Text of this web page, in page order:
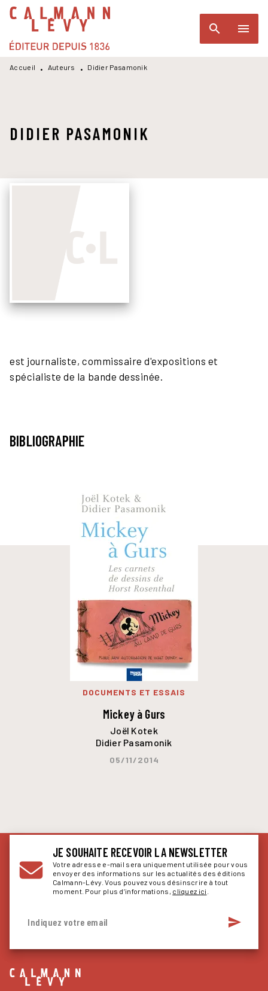
MENU RECHERCHE
PIED DE PAGE
search menu
Accueil • Auteurs • Didier Pasamonik
DIDIER PASAMONIK
est journaliste, commissaire d'expositions et
spécialiste de la bande dessinée.
BIBLIOGRAPHIE
DOCUMENTS ET ESSAIS
Mickey à Gurs
Joël Kotek
Didier Pasamonik
05/11/2014
JE SOUHAITE RECEVOIR LA NEWSLETTER
Votre adresse e-mail sera uniquement utilisée pour vous
envoyer des informations sur les actualités des éditions
Calmann-Lévy. Vous pouvez vous désinscrire à tout
moment. Pour plus d’informations, cliquez ici
Indiquez votre email send